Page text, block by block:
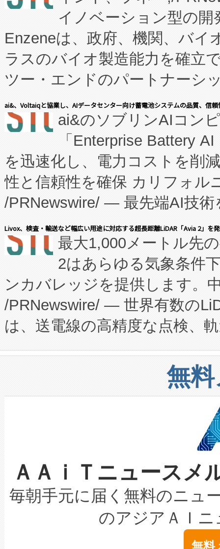
イノベーション型の
Enzeneは、政府、機関、バイ
ラスのバイオ製造能力を確立
ツー・エンドのパートナーシ
表しました。 同社の実績ある
manufacturing™ (FCCM™) プ
たNeXは、バイオ医薬品製造
従来のフェッドバッチ施設の
に、患者やサプライチェーン
キー方式で拡張性が高く、持
す。FCCM‑を活用した現地生
患者にとっての費用負担を大
のアクセスを大幅に拡大する
Fully-Connected Continuous
プログラムには、施設設計・
に関する技術移転および知的
構造化トレーニングカリキュ
上げおよび商用化段階におけ
設備整備および立ち上げ調整
加組織は、Enzeneのバイオ
選定された製品について、自
取得できる可能性もあります
設には、3億～4億ドルかか
最高経営責任者（CEO）であ
す。「当社のfully-connected
ームを利用すれば、6,000万
ai&、Voltaiqと協業し、AIデータセンター向け蓄電池システムの品質、信
ai&のソブリンAIコン
「Enterprise Battery
を迅速化し、電力コストを削
性と信頼性を確保 カリフォル
/PRNewswire/ — 最先端AI技術
会社エーアイ・アンド：本社
President原信平）と、エンタ
ードするVoltaiqは、日本にあ
ーエネルギー貯蔵システム（
た。 Voltaiq独自のAI搭載プラ
定、統合、導入、運用に至る
安全性を追跡し、確保する事
増加しているデータセンター
る電力網に大きな負担をかけ
事業者の負担軽減という課題
系統連系を迅速にし、ピーク
限を超えて利用可能な電力容
持できるよう貢献します。こ
ービスレベル契約（SLA）違
テリー性能の劣化によるダウ
念は、現在データセンターが
Livox、検査・輸送など幅広い用途に対応する超長距離LiDAR「Avia 2」を
最大1,000メートル先
2はあらゆる気象条件
ンカバレッジを提供します。
/PRNewswire/ — 世界有数の
は、送電線の高精度な点検、
や穀物倉庫におけるバルク材
リューション「Avia 2」を発
したAvia 2は、1,000メート
狭視野のFOVを切り替えるこ
ケーブル、枝などの細かな対
なレーザースポットにより、
な環境下でも豊かなディテー
キロメートル範囲を検出
LiDAR for Inspections,
は1535 nmレーザーを搭載。
無
ＡＡｉＴニュース
毎朝手元に届く無料のニュ
のアジアＡＩ
無料